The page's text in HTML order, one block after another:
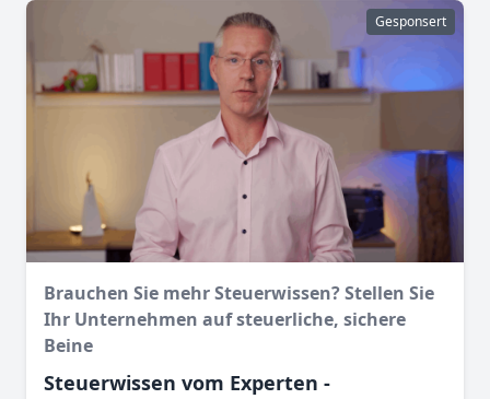
Gesponsert
Brauchen Sie mehr Steuerwissen? Stellen Sie
Ihr Unternehmen auf steuerliche, sichere
Beine
Steuerwissen vom Experten -